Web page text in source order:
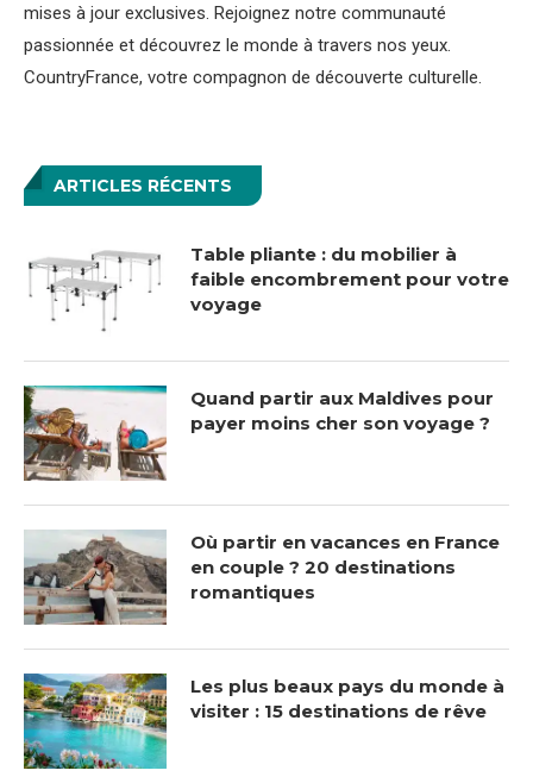
mises à jour exclusives. Rejoignez notre communauté
passionnée et découvrez le monde à travers nos yeux.
CountryFrance, votre compagnon de découverte culturelle.
ARTICLES RÉCENTS
Table pliante : du mobilier à
faible encombrement pour votre
voyage
Quand partir aux Maldives pour
payer moins cher son voyage ?
Où partir en vacances en France
en couple ? 20 destinations
romantiques
Les plus beaux pays du monde à
visiter : 15 destinations de rêve